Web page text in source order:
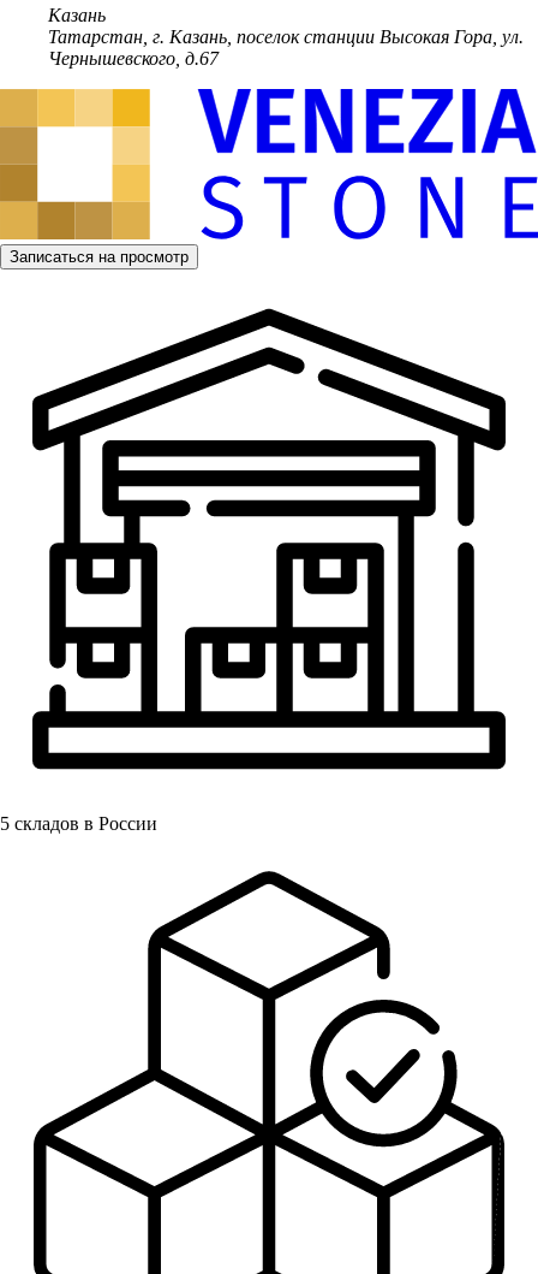
Казань
Татарстан, г. Казань, поселок станции Высокая Гора, ул.
Чернышевского, д.67
Записаться на просмотр
5 складов в России